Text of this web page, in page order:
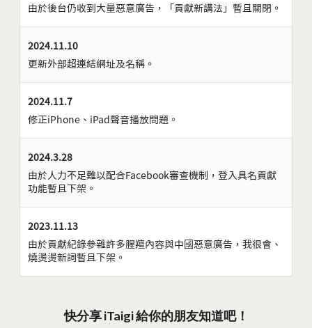
由於後台仍收到大量惡意廣告，「貢獻新講法」暫且關閉。
2024.11.10
更新外部超連結網址及名稱。
2024.11.7
修正iPhone、iPad聲音播放問題。
2024.3.28
由於人力不足難以配合Facebook審查機制，登入具名貢獻
功能暫且下架。
2023.11.13
由於貢獻紀錄參雜許多腥羶內容與中國惡意廣告，我很會、
燒燙燙新詞暫且下架。
快分享 iTaigi 給你的朋友知道吧！